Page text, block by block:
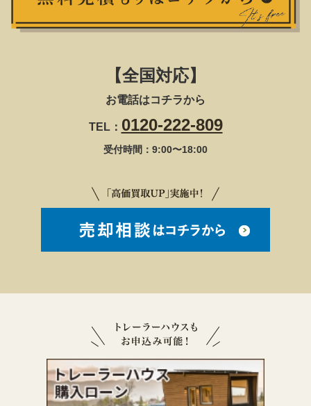
【全国対応】
お電話はコチラから
TEL： 0120-222-809
受付時間：9:00〜18:00